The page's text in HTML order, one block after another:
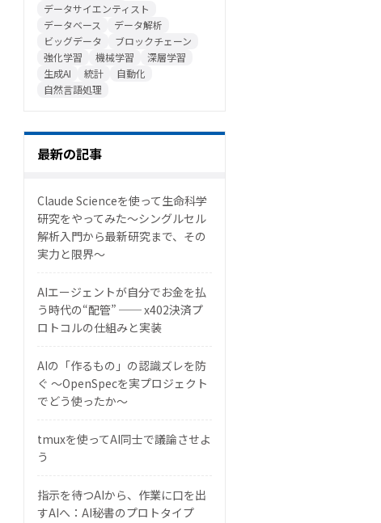
データサイエンティスト
データベース
データ解析
ビッグデータ
ブロックチェーン
強化学習
機械学習
深層学習
生成AI
統計
自動化
自然言語処理
最新の記事
Claude Scienceを使って生命科学
研究をやってみた〜シングルセル
解析入門から最新研究まで、その
実力と限界〜
AIエージェントが自分でお金を払
う時代の“配管” ── x402決済プ
ロトコルの仕組みと実装
AIの「作るもの」の認識ズレを防
ぐ 〜OpenSpecを実プロジェクト
でどう使ったか〜
tmuxを使ってAI同士で議論させよ
う
指示を待つAIから、作業に口を出
すAIへ：AI秘書のプロトタイプ